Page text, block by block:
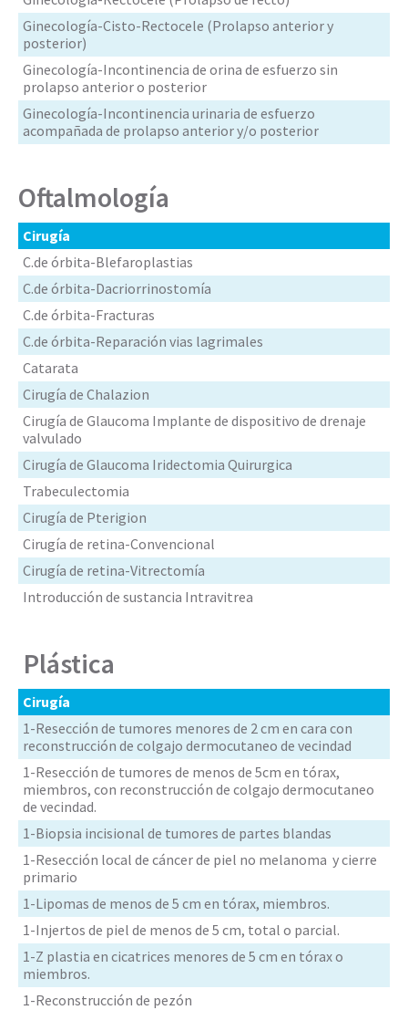
Ginecología-Cisto-Rectocele (Prolapso anterior y
posterior)
Ginecología-Incontinencia de orina de esfuerzo sin
prolapso anterior o posterior
Ginecología-Incontinencia urinaria de esfuerzo
acompañada de prolapso anterior y/o posterior
Oftalmología
Cirugía
C.de órbita-Blefaroplastias
C.de órbita-Dacriorrinostomía
C.de órbita-Fracturas
C.de órbita-Reparación vias lagrimales
Catarata
Cirugía de Chalazion
Cirugía de Glaucoma Implante de dispositivo de drenaje
valvulado
Cirugía de Glaucoma Iridectomia Quirurgica
Trabeculectomia
Cirugía de Pterigion
Cirugía de retina-Convencional
Cirugía de retina-Vitrectomía
Introducción de sustancia Intravitrea
Plástica
Cirugía
1-Resección de tumores menores de 2 cm en cara con
reconstrucción de colgajo dermocutaneo de vecindad
1-Resección de tumores de menos de 5cm en tórax,
miembros, con reconstrucción de colgajo dermocutaneo
de vecindad.
1-Biopsia incisional de tumores de partes blandas
1-Resección local de cáncer de piel no melanoma y cierre
primario
1-Lipomas de menos de 5 cm en tórax, miembros.
1-Injertos de piel de menos de 5 cm, total o parcial.
1-Z plastia en cicatrices menores de 5 cm en tórax o
miembros.
1-Reconstrucción de pezón